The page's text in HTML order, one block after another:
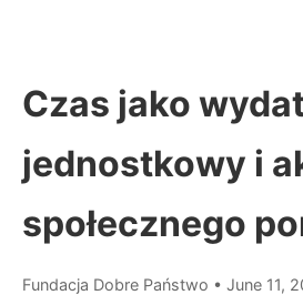
Czas jako
jednostkowy i
społecznego
Fundacja Dobre Państwo • June 11,